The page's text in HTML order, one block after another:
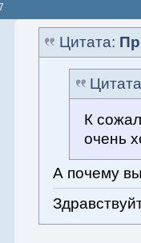
Цитата:
К
очень
А почему